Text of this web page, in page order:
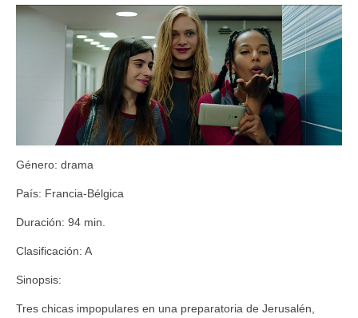
Género: drama
País: Francia-Bélgica
Duración: 94 min.
Clasificación: A
Sinopsis:
Tres chicas impopulares en una preparatoria de Jerusalén,